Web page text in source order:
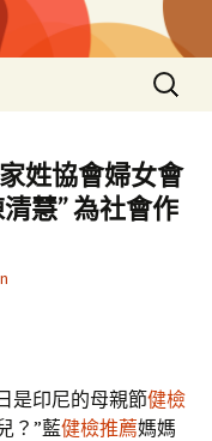
搜
尋
鍵
字:
姓協會婦女會
慧” 為社會作
是印尼的母親節健檢
？”藍健檢推薦媽媽